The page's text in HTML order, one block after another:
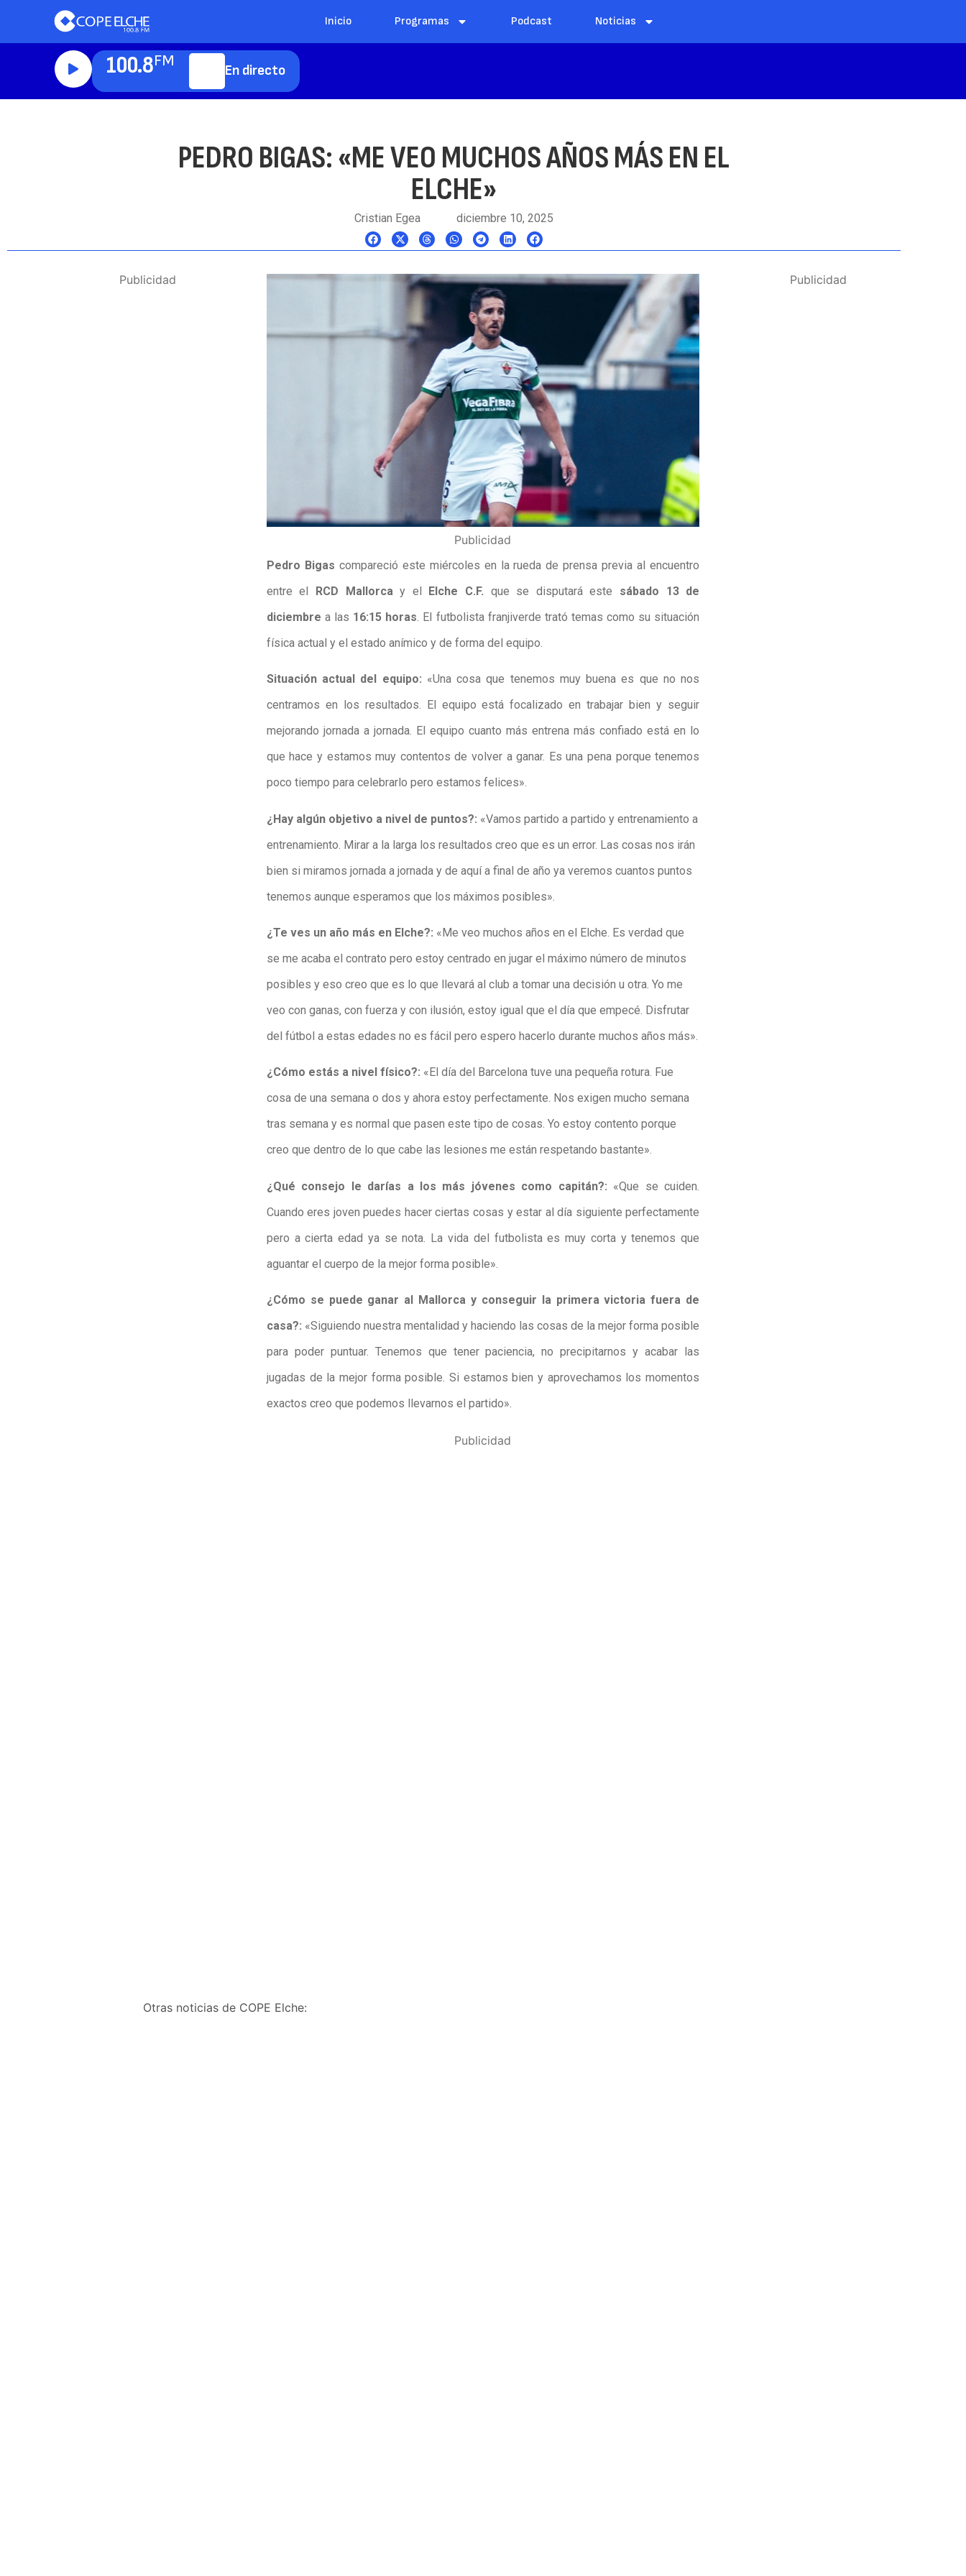
Inicio Programas Podcast Noticias
100.8FM
En directo
PEDRO BIGAS: «ME VEO MUCHOS AÑOS MÁS EN EL
ELCHE»
Cristian Egea diciembre 10, 2025
Publicidad
Publicidad
Pedro Bigas compareció este miércoles en larueda de prensa previa al encuentro
entre el RCD Mallorcay el Elche C.F. que se disputará este sábado 13 de
diciembre a las 16:15 horas. El futbolista franjiverde trató temas como su situación
física actual y el estado anímico y de forma del equipo.
Situación actual del equipo: «Una cosa que tenemos muy buena es que no nos
centramos en los resultados. El equipo está focalizado en trabajar bien y seguir
mejorando jornada a jornada. El equipo cuanto más entrena más confiado está en lo
que hace y estamos muy contentos de volver a ganar. Es una pena porque tenemos
poco tiempo para celebrarlo pero estamos felices».
¿Hay algún objetivo a nivel de puntos?: «Vamos partido a partido y entrenamiento a
entrenamiento. Mirar a la larga los resultados creo que es un error. Las cosas nos irán
bien si miramos jornada a jornada y de aquí a final de año ya veremos cuantos puntos
tenemos aunque esperamos que los máximos posibles».
¿Te ves un año más en Elche?: «Me veo muchos años en el Elche. Es verdad que
se me acaba el contrato pero estoy centrado en jugar el máximo número de minutos
posibles y eso creo que es lo que llevará al club a tomar una decisión u otra. Yo me
veo con ganas, con fuerza y con ilusión, estoy igual que el día que empecé. Disfrutar
del fútbol a estas edades no es fácil pero espero hacerlo durante muchos años más».
¿Cómo estás a nivel físico?: «El día del Barcelona tuve una pequeña rotura. Fue
cosa de una semana o dos y ahora estoy perfectamente. Nos exigen mucho semana
tras semana y es normal que pasen este tipo de cosas. Yo estoy contento porque
creo que dentro de lo que cabe las lesiones me están respetando bastante».
¿Qué consejo le darías a los más jóvenes como capitán?: «Que se cuiden.
Cuando eres joven puedes hacer ciertas cosas y estar al día siguiente perfectamente
pero a cierta edad ya se nota. La vida del futbolista es muy corta y tenemos que
aguantar el cuerpo de la mejor forma posible».
¿Cómo se puede ganar al Mallorca y conseguir la primera victoria fuera de
casa?: «Siguiendo nuestra mentalidad y haciendo las cosas de la mejor forma posible
para poder puntuar. Tenemos que tener paciencia, no precipitarnos y acabar las
jugadas de la mejor forma posible. Si estamos bien y aprovechamos los momentos
exactos creo que podemos llevarnos el partido».
Publicidad
Publicidad
Otras noticias de COPE Elche: